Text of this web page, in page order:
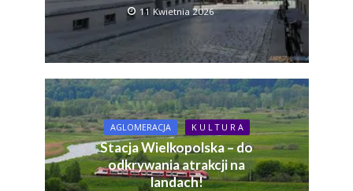
11 Kwietnia 2026
AGLOMERACJA K U L T U R A
Stacja Wielkopolska – do
odkrywania atrakcji na
landach!